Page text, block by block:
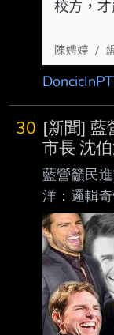
30 [新聞] 藍
市長 沈
藍營籲民
洋：邏輯
https://
2026-08-
北即時報
鋒，財信
委陳時中
允。民進